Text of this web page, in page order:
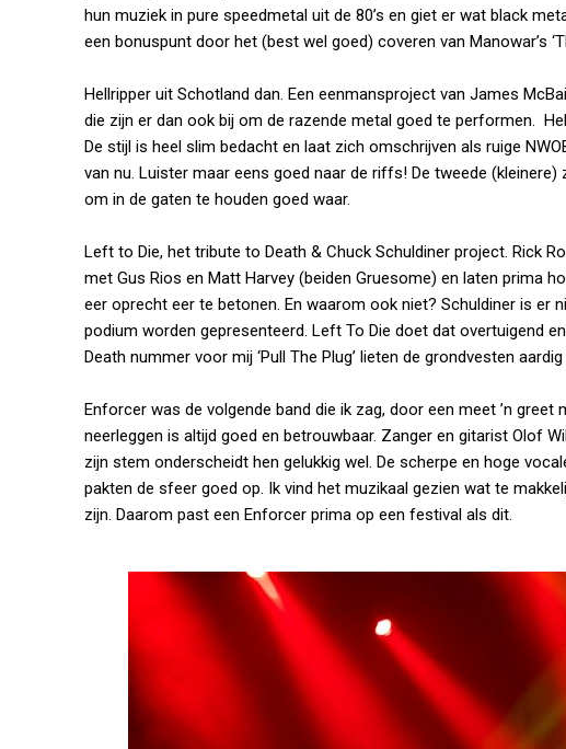
hun muziek in pure speedmetal uit de 80’s en giet er wat black
een bonuspunt door het (best wel goed) coveren van Manowar’s
Hellripper uit Schotland dan. Een eenmansproject van James
die zijn er dan ook bij om de razende metal goed te performen.
De stijl is heel slim bedacht en laat zich omschrijven als ruige
van nu. Luister maar eens goed naar de riffs! De tweede
om in de gaten te houden goed waar.
Left to Die, het tribute to Death & Chuck Schuldiner project. Rick
met Gus Rios en Matt Harvey (beiden Gruesome) en laten prima
eer oprecht eer te betonen. En waarom ook niet? Schuldiner is
podium worden gepresenteerd. Left To Die doet dat overtuigend
Death nummer voor mij ‘Pull The Plug’ lieten de grondvesten
Enforcer was de volgende band die ik zag, door een meet ’n
neerleggen is altijd goed en betrouwbaar. Zanger en gitarist Olof
zijn stem onderscheidt hen gelukkig wel. De scherpe en hoge
pakten de sfeer goed op. Ik vind het muzikaal gezien wat te
zijn. Daarom past een Enforcer prima op een festival als dit.